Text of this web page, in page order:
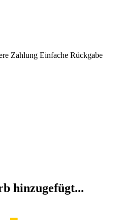
Zahlung Einfache Rückgabe
hinzugefügt...